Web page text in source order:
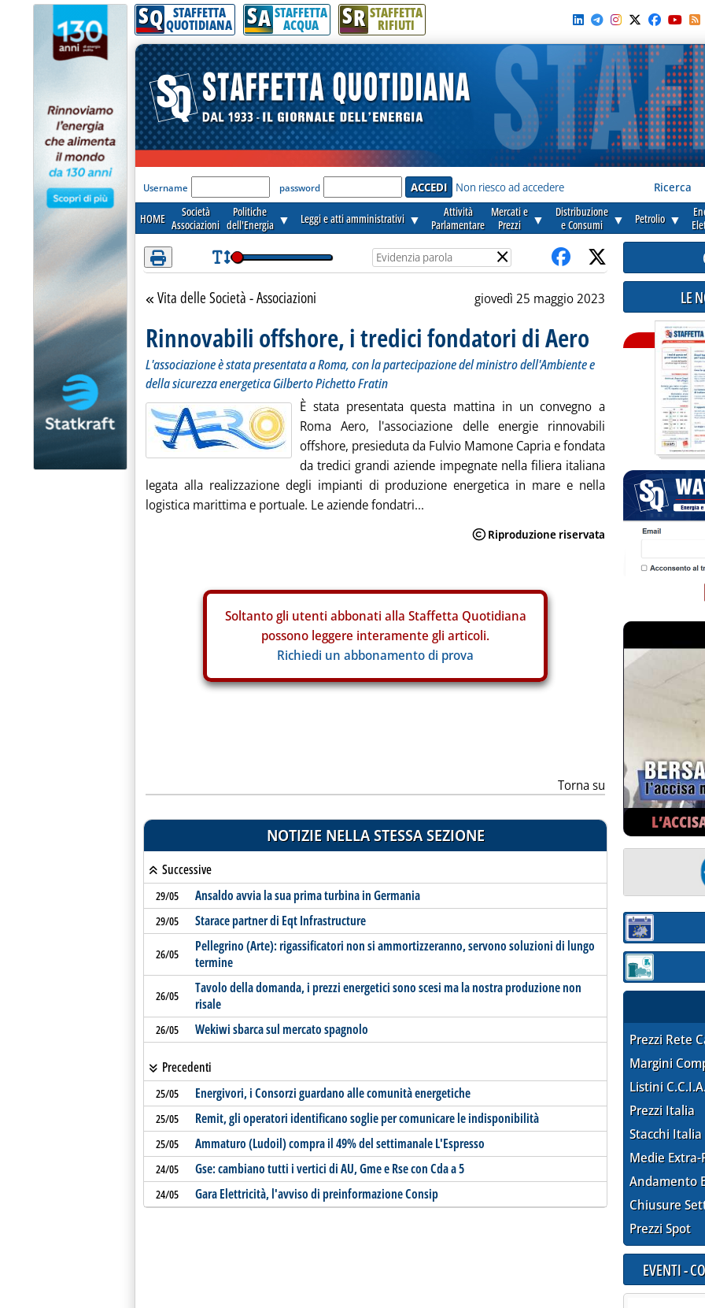
Attenzione! Esegui l'accesso per lèggere interamente la notizia.
SQ STAFFETTA
QUOTIDIANA SA STAFFETTA
ACQUA SR STAFFETTA
RIFIUTI
'Modulo Login per accedere'
Username password Non riesco ad accedere Ricerca
HOME
Società
Associazioni
Politiche
dell'Energia ▼ Leggi e atti amministrativi ▼
Attività
Parlamentare
Mercati e
Prezzi
▼
Distribuzione
e Consumi
▼ Petrolio ▼
×
Torna alla sezione
Vita delle Società - Associazioni giovedì 25 maggio 2023
Rinnovabili offshore, i tredici fondatori di Aero
L'associazione è stata presentata a Roma, con la partecipazione del ministro dell'Ambiente e
della sicurezza energetica Gilberto Pichetto Fratin
È stata presentata questa mattina in un convegno a
Roma Aero, l'associazione delle energie rinnovabili
offshore, presieduta da Fulvio Mamone Capria e fondata
da tredici grandi aziende impegnate nella filiera italiana
legata alla realizzazione degli impianti di produzione energetica in mare e nella
logistica marittima e portuale. Le aziende fondatri...
Soltanto gli utenti abbonati alla Staffetta Quotidiana
possono leggere interamente gli articoli.
Richiedi un abbonamento di prova
Torna su
NOTIZIE NELLA STESSA SEZIONE
Successive
29/05 Ansaldo avvia la sua prima turbina in Germania
29/05 Starace partner di Eqt Infrastructure
26/05
Pellegrino (Arte): rigassificatori non si ammortizzeranno, servono soluzioni di lungo
termine
26/05
Tavolo della domanda, i prezzi energetici sono scesi ma la nostra produzione non
risale
26/05 Wekiwi sbarca sul mercato spagnolo
Precedenti
25/05 Energivori, i Consorzi guardano alle comunità energetiche
25/05 Remit, gli operatori identificano soglie per comunicare le indisponibilità
25/05 Ammaturo (Ludoil) compra il 49% del settimanale L'Espresso
24/05 Gse: cambiano tutti i vertici di AU, Gme e Rse con Cda a 5
24/05 Gara Elettricità, l'avviso di preinformazione Consip
LE
Sezione:
Sezione:
Prezzi Rete
Margini
Listini
Prezzi Italia
Stacchi Italia
Medie Extra-
Andamento
Chiusure
Prezzi Spot
EVENTI -